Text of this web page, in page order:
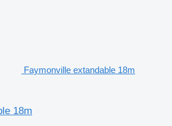
Faymonville extandable 18m
18m